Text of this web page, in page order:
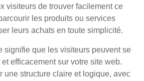
visiteurs de trouver facilement ce
les produits ou services
leurs achats en toute simplicité.
signifie que les visiteurs peuvent se
efficacement sur votre site web.
une structure claire et logique, avec